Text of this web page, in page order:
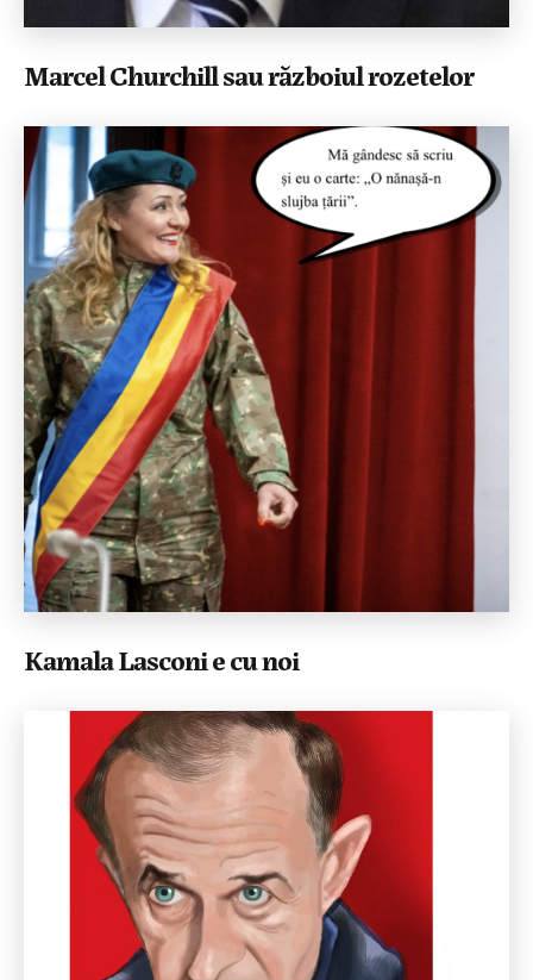
Marcel Churchill sau războiul rozetelor
Kamala Lasconi e cu noi